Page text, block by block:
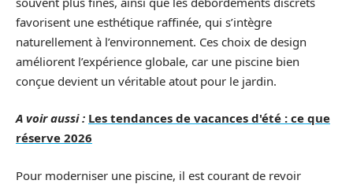
favorisent une esthétique raffinée, qui s’intègre
naturellement à l’environnement. Ces choix de design
améliorent l’expérience globale, car une piscine bien
conçue devient un véritable atout pour le jardin.
A voir aussi : Les tendances de vacances d'été : ce que
réserve 2026
Pour moderniser une piscine, il est courant de revoir